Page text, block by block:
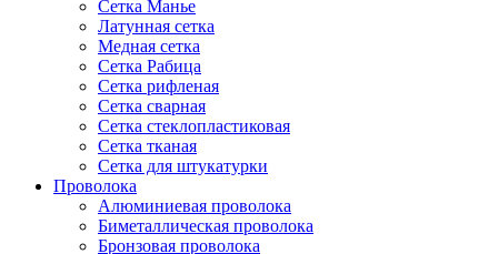
Сетка Манье
Латунная сетка
Медная сетка
Сетка Рабица
Сетка рифленая
Сетка сварная
Сетка стеклопластиковая
Сетка тканая
Сетка для штукатурки
Проволока
Алюминиевая проволока
Биметаллическая проволока
Бронзовая проволока